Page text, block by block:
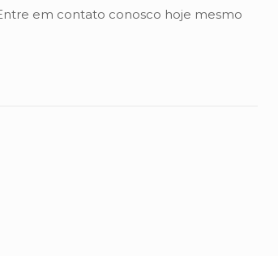
em contato conosco hoje mesmo